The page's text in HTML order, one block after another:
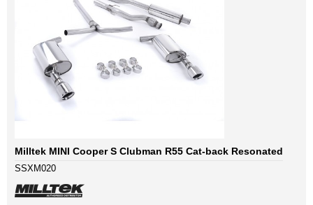
Milltek MINI Cooper S Clubman R55 Cat-back Resonated
SSXM020